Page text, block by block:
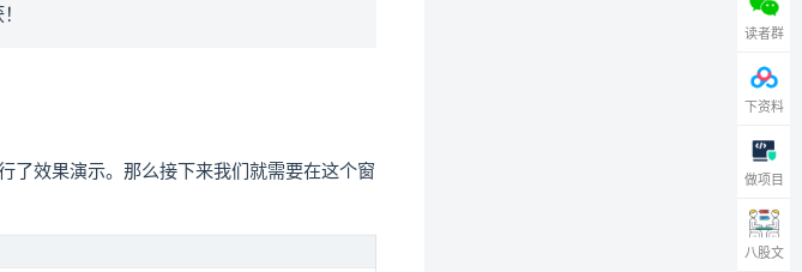
了效果演示。那么接下来我们就需要在这个窗
读者群
下资料
做项目
八股文